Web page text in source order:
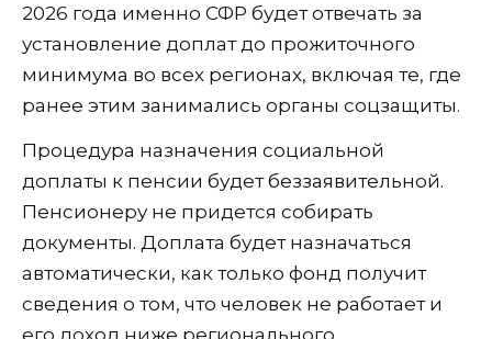
2026 года именно СФР будет отвечать за
установление доплат до прожиточного
минимума во всех регионах, включая те, где
ранее этим занимались органы соцзащиты.
Процедура назначения социальной
доплаты к пенсии будет беззаявительной.
Пенсионеру не придется собирать
документы. Доплата будет назначаться
автоматически, как только фонд получит
сведения о том, что человек не работает и